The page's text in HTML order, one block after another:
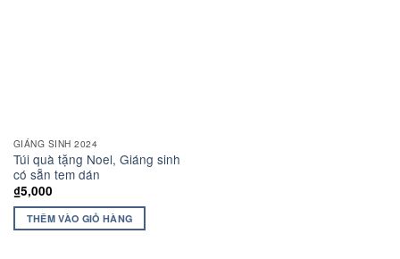
GIÁNG SINH 2024
Túi quà tặng Noel, Giáng sinh
có sẵn tem dán
₫5,000
THÊM VÀO GIỎ HÀNG